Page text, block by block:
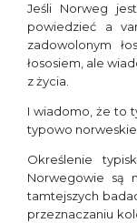
Jeśli Norweg
powiedzieć a
zadowolonym
łososiem, ale
z życia.
I wiadomo, że to
typowo norweskie.
Określenie
Norwegowie są
tamtejszych
przeznaczaniu